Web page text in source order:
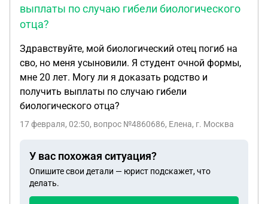
выплаты по случаю гибели биологического
отца?
Здравствуйте, мой биологический отец погиб на
сво, но меня усыновили. Я студент очной формы,
мне 20 лет. Могу ли я доказать родство и
получить выплаты по случаю гибели
биологического отца?
17 февраля, 02:50, вопрос №4860686, Елена, г. Москва
У вас похожая ситуация?
Опишите свои детали — юрист подскажет, что
делать.